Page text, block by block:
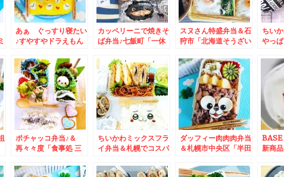
あぁ ぐっすり寝たい
♪すやすやドラえもん
塚の町中華「大華飯
店」さんの「焼きそ
ば」(*´艸`*)
カッペリーニで焼きそ
ば弁当♪七飯町「一休
「焼きそば」「肉炒
め」激ウマで一番ボリ
ューミーで美味しい食
堂(*´艸`*)すかも激安
すぎて心配になる。
スヌさん特盛弁当＆石
狩市「北海道そうざい
「揚げ物」３種で３３
０円Σ(ﾟДﾟ)Σ(ﾟДﾟ)Σ(ﾟ
Дﾟ)でお腹いっぱい！
ちい
やっ
浅草
「焼
ポチャッコ弁当♪＆
再々々度「食事処 三
炒め定食」あぁこれも
ちいかわミックスフラ
イ弁当＆札幌でコスパ
なら絶対こちら！「回
ダッフィー肉肉肉弁当
＆札幌市中央区「半田
さんの「冷やし中華」
BASE
新商
みた